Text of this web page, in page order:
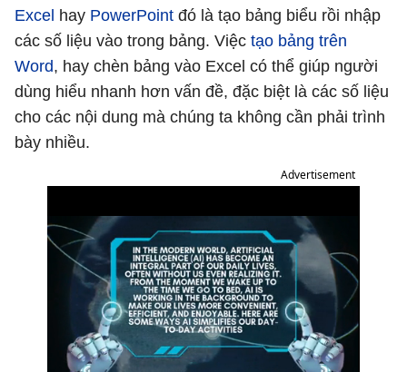
Excel hay PowerPoint đó là tạo bảng biểu rồi nhập
các số liệu vào trong bảng. Việc tạo bảng trên
Word, hay chèn bảng vào Excel có thể giúp người
dùng hiểu nhanh hơn vấn đề, đặc biệt là các số liệu
cho các nội dung mà chúng ta không cần phải trình
bày nhiều.
Advertisement